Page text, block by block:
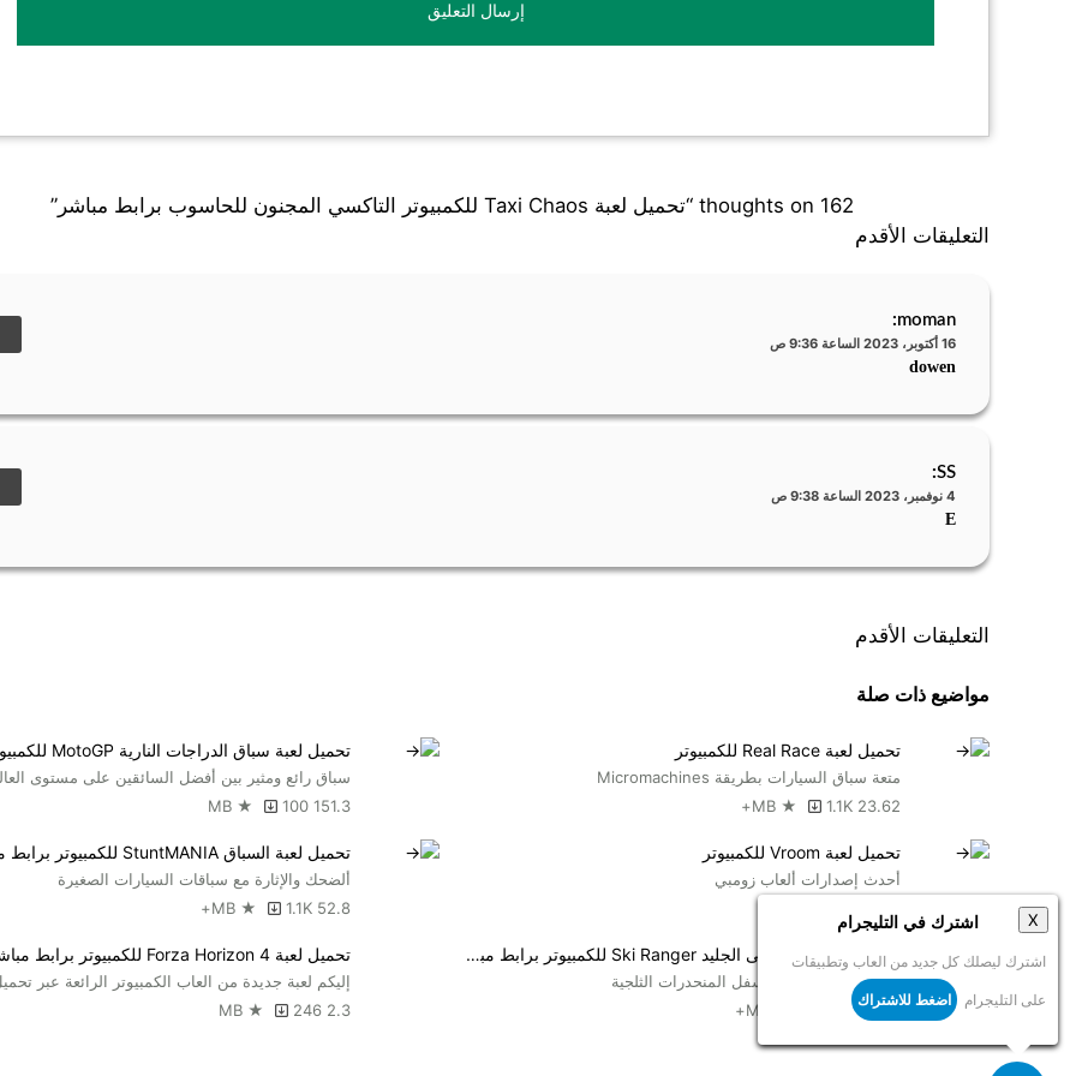
162 thoughts on “تحميل لعبة Taxi Chaos للكمبيوتر التاكسي المجنون للحاسوب برابط مباشر”
التعليقات الأقدم
moman
:
16 أكتوبر، 2023 الساعة 9:36 ص
dowen
SS
:
4 نوفمبر، 2023 الساعة 9:38 ص
E
التعليقات الأقدم
مواضيع ذات صلة
تحميل لعبة Real Race للكمبيوتر
متعة سباق السيارات بطريقة Micromachines
23.62 MB ★
1.1K+
تحميل لعبة سباق الدراجات النارية MotoGP للكمبيوتر
سباق رائع ومثير بين أفضل السائقين على مستوى
151.3 MB ★
100
تحميل لعبة Vroom للكمبيوتر
أحدث إصدارات ألعاب زومبي
تحميل لعبة السباق StuntMANIA للكمبيوتر برابط مباشر
ألضحك والإثارة مع سباقات السيارات الصغيرة
52.8 MB ★
1.1K+
تحميل لعبة التزلج على الجليد Ski Ranger للكمبيوتر برابط مباشر
التزلج بسرعة كاملة أسفل المنحدرات الثلجية
417.27 MB ★
تحميل لعبة Forza Horizon 4 للكمبيوتر برابط مباشر
إليكم لعبة جديدة من العاب الكمبيوتر الرائعة عبر
2.3 MB ★
246
X
اضغط للاشتراك